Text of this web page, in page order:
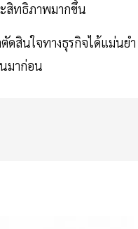
ะสิทธิภาพมากขึ้น
ดสินใจทางธุรกิจได้แม่นยำ
มาก่อน